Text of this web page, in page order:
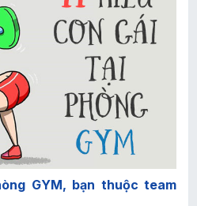
GYM, bạn thuộc team